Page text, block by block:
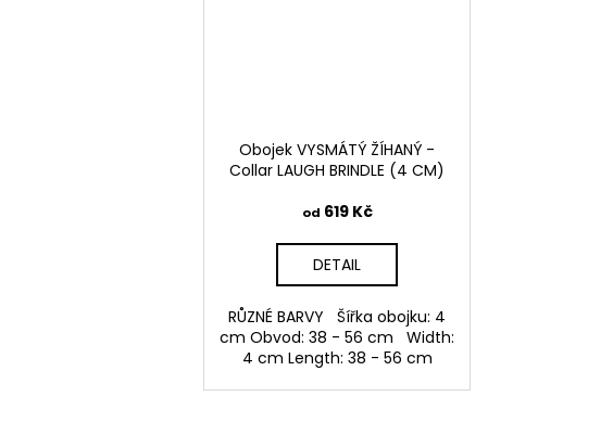
Obojek VYSMÁTÝ ŽÍHANÝ -
Collar LAUGH BRINDLE (4 CM)
od 619 Kč
DETAIL
RŮZNÉ BARVY Šířka obojku: 4
cm Obvod: 38 - 56 cm Width:
4 cm Length: 38 - 56 cm